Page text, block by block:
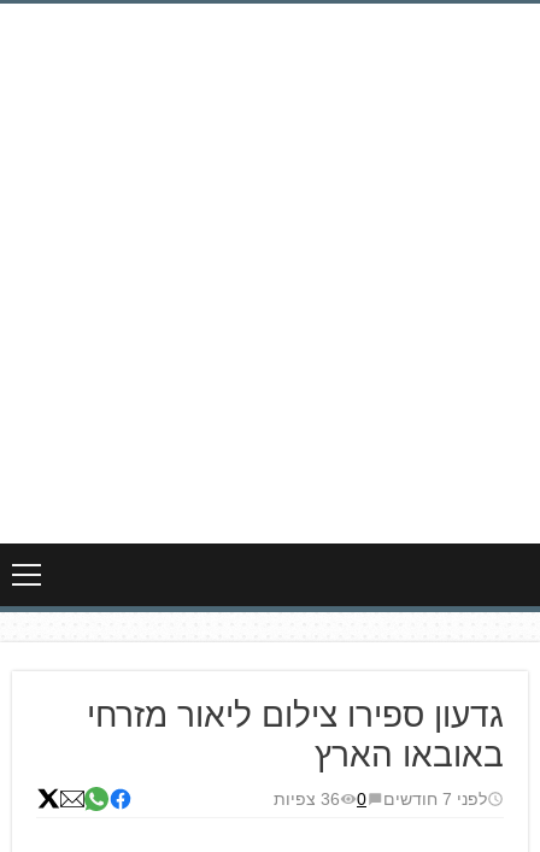
לדלג
גדעון ספירו צילום ליאור מזרחי
באובאו הארץ
לפני 7 חודשים 0 36 צפיות